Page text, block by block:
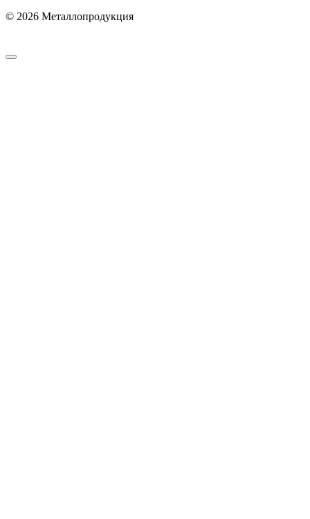
© 2026 Металлопродукция